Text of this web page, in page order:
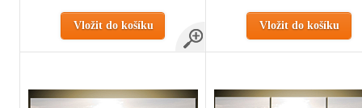
Vložit do košíku Vložit do košíku